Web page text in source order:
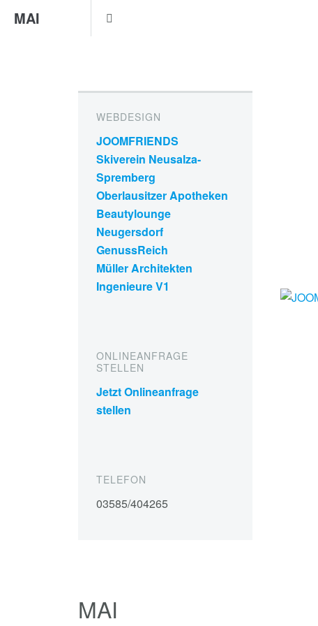
MAI
WEBDESIGN
JOOMFRIENDS
Skiverein Neusalza-
Spremberg
Oberlausitzer Apotheken
Beautylounge
Neugersdorf
GenussReich
Müller Architekten
Ingenieure V1
ONLINEANFRAGE
STELLEN
Jetzt Onlineanfrage
stellen
TELEFON
03585/404265
MAI